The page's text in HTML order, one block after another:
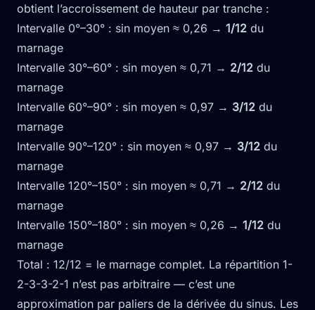
obtient l’accroissement de hauteur par tranche :
Intervalle 0°–30° : sin moyen ≈ 0,26 → 1/12 du
marnage
Intervalle 30°–60° : sin moyen ≈ 0,71 → 2/12 du
marnage
Intervalle 60°–90° : sin moyen ≈ 0,97 → 3/12 du
marnage
Intervalle 90°–120° : sin moyen ≈ 0,97 → 3/12 du
marnage
Intervalle 120°–150° : sin moyen ≈ 0,71 → 2/12 du
marnage
Intervalle 150°–180° : sin moyen ≈ 0,26 → 1/12 du
marnage
Total : 12/12 = le marnage complet. La répartition 1-
2-3-3-2-1 n’est pas arbitraire — c’est une
approximation par paliers de la dérivée du sinus. Les